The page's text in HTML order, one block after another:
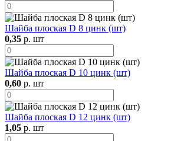
Шайба плоская D 8 цинк (шт)
0,35 р. шт
Шайба плоская D 10 цинк (шт)
0,60 р. шт
Шайба плоская D 12 цинк (шт)
1,05 р. шт